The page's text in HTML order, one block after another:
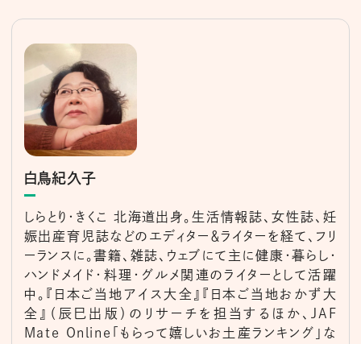
白鳥紀久子
しらとり・きくこ 北海道出身。生活情報誌、女性誌、妊
娠出産育児誌などのエディター＆ライターを経て、フリ
ーランスに。書籍、雑誌、ウェブにて主に健康・暮らし・
ハンドメイド・料理・グルメ関連のライターとして活躍
中。『日本ご当地アイス大全』『日本ご当地おかず大
全』（辰巳出版）のリサーチを担当するほか、JAF
Mate Online「もらって嬉しいお土産ランキング」な